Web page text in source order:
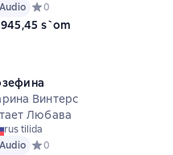
Audio Средний рейтинг 0 на основе
0
s`om
Винтерс
Любава
rus tilida
Audio Средний рейтинг 0 на основе
0